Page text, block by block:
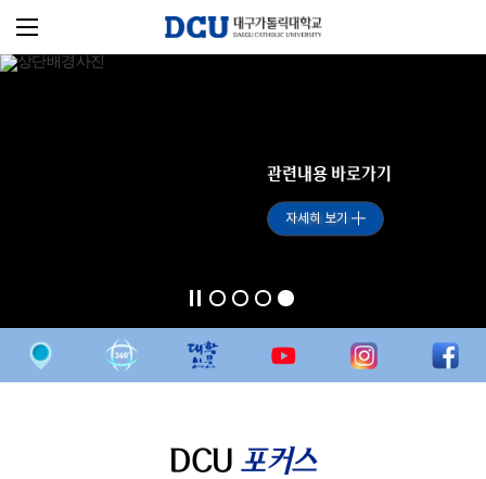
관련내용 바로가기
자세히 보기
DCU 포커스